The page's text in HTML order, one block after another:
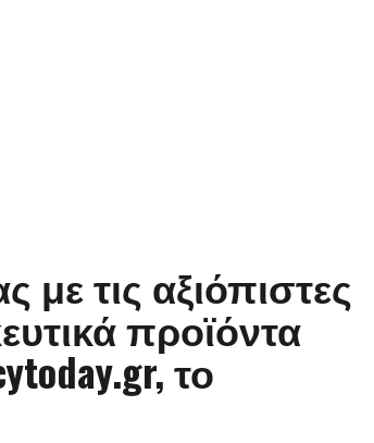
με τις αξιόπιστες
προϊόντα
το